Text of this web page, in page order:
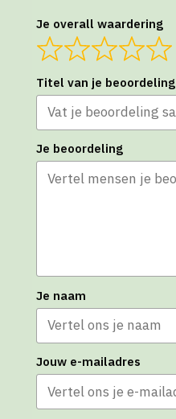
Je overall waardering
Titel van je beoordeling
Je beoordeling
Je naam
Jouw e-mailadres